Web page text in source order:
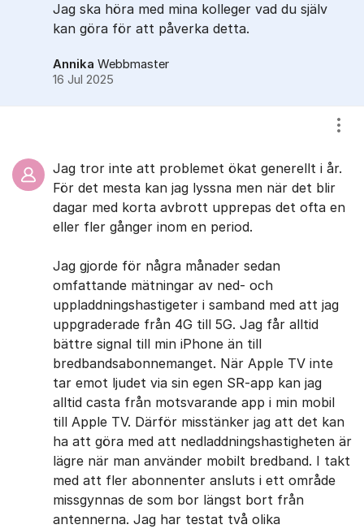
Jag ska höra med mina kolleger vad du själv
kan göra för att påverka detta.
Annika Webbmaster
16 Jul 2025
Jag tror inte att problemet ökat generellt i år.
För det mesta kan jag lyssna men när det blir
dagar med korta avbrott upprepas det ofta en
eller fler gånger inom en period.
Jag gjorde för några månader sedan
omfattande mätningar av ned- och
uppladdningshastigeter i samband med att jag
uppgraderade från 4G till 5G. Jag får alltid
bättre signal till min iPhone än till
bredbandsabonnemanget. När Apple TV inte
tar emot ljudet via sin egen SR-app kan jag
alltid casta från motsvarande app i min mobil
till Apple TV. Därför misstänker jag att det kan
ha att göra med att nedladdningshastigheten är
lägre när man använder mobilt bredband. I takt
med att fler abonnenter ansluts i ett område
missgynnas de som bor längst bort från
antennerna. Jag har testat två olika